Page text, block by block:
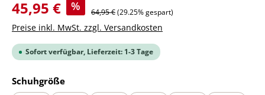
Verkaufspreis:
45,95 € % Regulärer Preis:
64,95 €(29.25% gespart)
Preise inkl. MwSt. zzgl. Versandkosten
Sofort verfügbar, Lieferzeit: 1-3 Tage
Schuhgrößeauswählen